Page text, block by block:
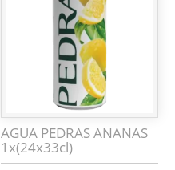
AGUA PEDRAS ANANAS
1x(24x33cl)